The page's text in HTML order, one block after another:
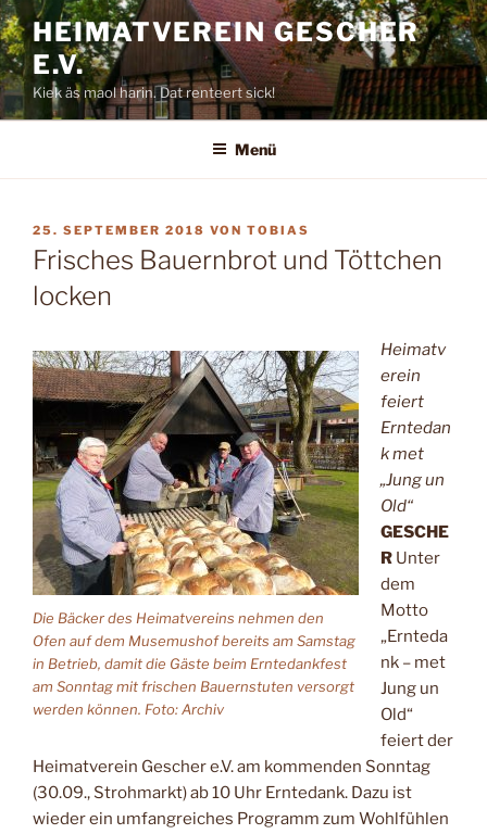
Zum
Inhalt
springen
HEIMATVEREIN GESCHER
E.V.
Kiek äs maol harin. Dat renteert sick!
Menü
VERÖFFENTLICHT
AM
25. SEPTEMBER 2018 VON TOBIAS
Frisches Bauernbrot und Töttchen
locken
Die Bäcker des Heimatvereins nehmen den
Ofen auf dem Musemushof bereits am Samstag
in Betrieb, damit die Gäste beim Erntedankfest
am Sonntag mit frischen Bauernstuten versorgt
werden können. Foto: Archiv
Heimatv
erein
feiert
Erntedan
k met
„Jung un
Old“
GESCHE
RUnter
dem
Motto
„Ernteda
nk – met
Jung un
Old“
feiert der
Heimatverein Gescher e.V. am kommenden Sonntag
(30.09., Strohmarkt) ab 10 Uhr Erntedank. Dazu ist
wieder ein umfangreiches Programm zum Wohlfühlen